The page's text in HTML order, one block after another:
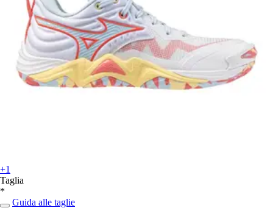
+1
Taglia
*
Guida alle taglie